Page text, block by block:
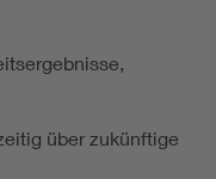
über zukünftige